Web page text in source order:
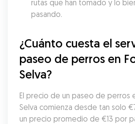
rutas que han tomado y lo
pasando.
¿Cuánto cuesta el
paseo de perros en
Selva?
El precio de un paseo de perros
Selva comienza desde tan solo
un precio promedio de €13 por